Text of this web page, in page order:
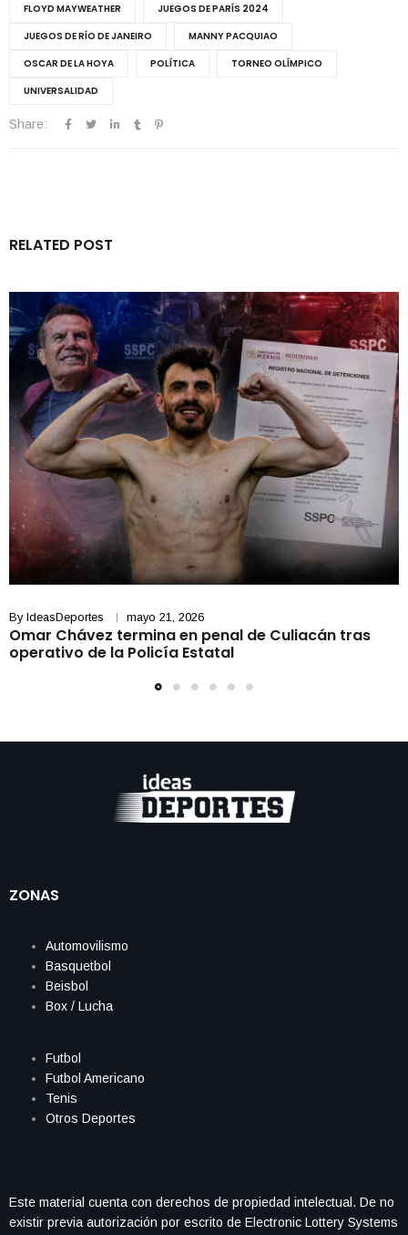
FLOYD MAYWEATHER
JUEGOS DE PARÍS 2024
JUEGOS DE RÍO DE JANEIRO
MANNY PACQUIAO
OSCAR DE LA HOYA
POLÍTICA
TORNEO OLÍMPICO
UNIVERSALIDAD
Share:
RELATED POST
By IdeasDeportes mayo 21, 2026
Omar Chávez termina en penal de Culiacán tras
operativo de la Policía Estatal
ZONAS
Automovilismo
Basquetbol
Beisbol
Box / Lucha
Futbol
Futbol Americano
Tenis
Otros Deportes
Este material cuenta con derechos de propiedad intelectual. De no
existir previa autorización por escrito de Electronic Lottery Systems